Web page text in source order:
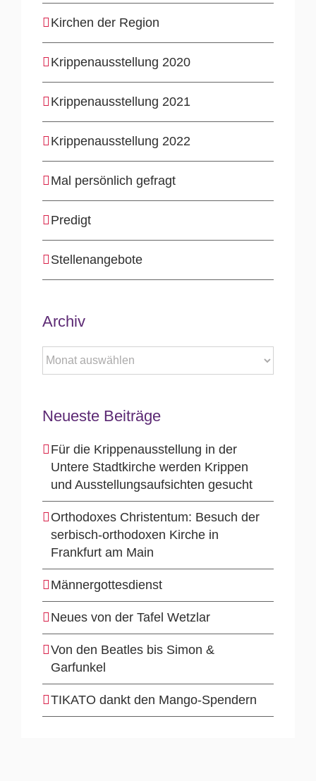
Kirchen der Region
Krippenausstellung 2020
Krippenausstellung 2021
Krippenausstellung 2022
Mal persönlich gefragt
Predigt
Stellenangebote
Archiv
Archiv
Neueste Beiträge
Für die Krippenausstellung in der
Untere Stadtkirche werden Krippen
und Ausstellungsaufsichten gesucht
Orthodoxes Christentum: Besuch der
serbisch-orthodoxen Kirche in
Frankfurt am Main
Männergottesdienst
Neues von der Tafel Wetzlar
Von den Beatles bis Simon &
Garfunkel
TIKATO dankt den Mango-Spendern